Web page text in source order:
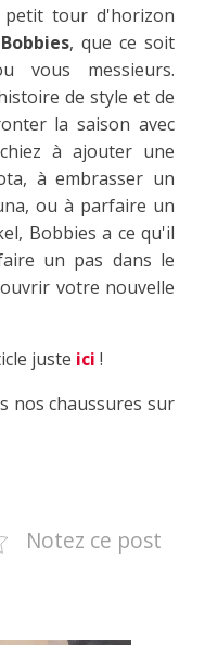
petit tour d'horizon
, que ce soit
vous messieurs.
de style et de
la saison avec
à ajouter une
à embrasser un
ou à parfaire un
Bobbies a ce qu'il
un pas dans le
votre nouvelle
juste ici !
nos chaussures sur
Notez ce post